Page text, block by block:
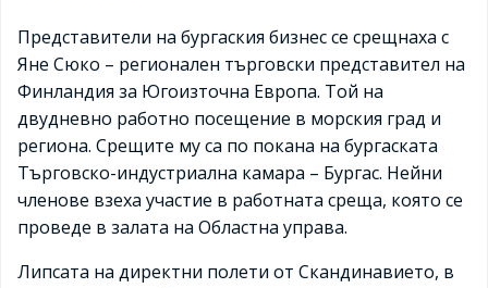
Представители на бургаския бизнес се срещнаха с
Яне Сюко – регионален търговски представител на
Финландия за Югоизточна Европа. Той на
двудневно работно посещение в морския град и
региона. Срещите му са по покана на бургаската
Търговско-индустриална камара – Бургас. Нейни
членове взеха участие в работната среща, която се
проведе в залата на Областна управа.
Липсата на директни полети от Скандинавието, в